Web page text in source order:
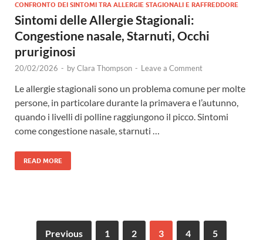
CONFRONTO DEI SINTOMI TRA ALLERGIE STAGIONALI E RAFFREDDORE
Sintomi delle Allergie Stagionali:
Congestione nasale, Starnuti, Occhi
pruriginosi
20/02/2026 - byClara Thompson - Leave a Comment
Le allergie stagionali sono un problema comune per molte
persone, in particolare durante la primavera e l’autunno,
quando i livelli di polline raggiungono il picco. Sintomi
come congestione nasale, starnuti …
READ MORE
Previous 1 2 3 4 5